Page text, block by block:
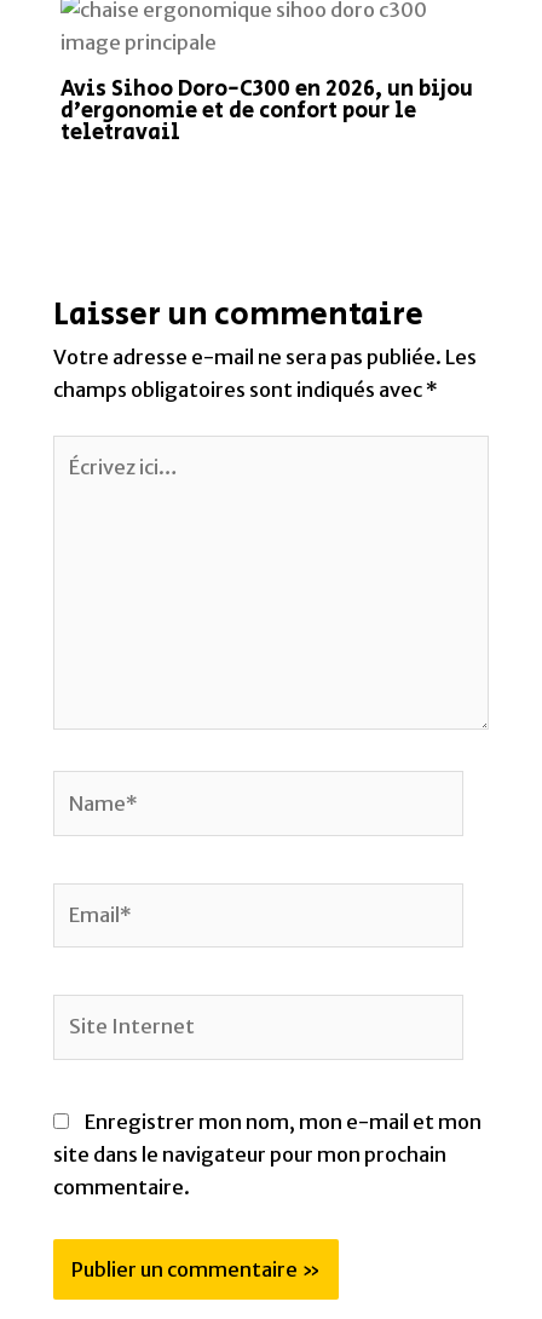
Votre adresse e-mail ne sera pas publiée.
champs obligatoires sont indiqués avec
Écrivez
Name*
Enregistrer mon nom, mon e-mail et mon